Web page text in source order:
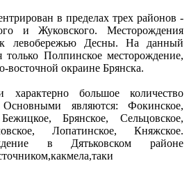
в пределах трех районов -
и Жуковского. Месторождения
к левобережью Десны. На данный
только Полпинское месторождение,
восточной окраине Брянска.
характерно большое количество
являются: Фокинское,
Брянское, Сельцовское,
Лопатинское, Княжское.
в Дятьковском районе